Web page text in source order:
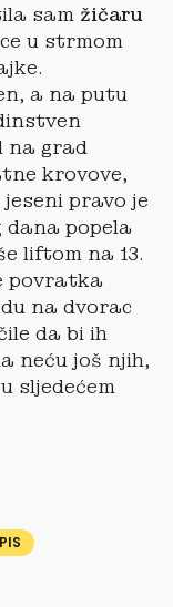
sam žičaru
u strmom
a na putu
na grad
krovove,
pravo je
dana popela
liftom na 13.
povratka
na dvorac
da bi ih
neću još njih,
sljedećem